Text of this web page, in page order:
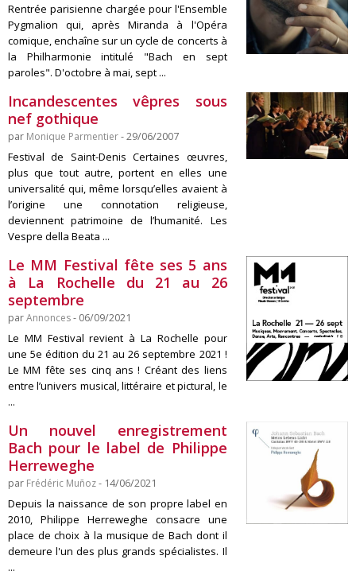
Rentrée parisienne chargée pour l'Ensemble
Pygmalion qui, après Miranda à l'Opéra
comique, enchaîne sur un cycle de concerts à
la Philharmonie intitulé "Bach en sept
paroles". D'octobre à mai, sept ...
Incandescentes vêpres sous
nef gothique
par Monique Parmentier- 29/06/2007
Festival de Saint-Denis Certaines œuvres,
plus que tout autre, portent en elles une
universalité qui, même lorsqu’elles avaient à
l’origine une connotation religieuse,
deviennent patrimoine de l’humanité. Les
Vespre della Beata ...
Le MM Festival fête ses 5 ans
à La Rochelle du 21 au 26
septembre
parAnnonces- 06/09/2021
Le MM Festival revient à La Rochelle pour
une 5e édition du 21 au 26 septembre 2021 !
Le MM fête ses cinq ans ! Créant des liens
entre l’univers musical, littéraire et pictural, le
...
Un nouvel enregistrement
Bach pour le label de Philippe
Herreweghe
par Frédéric Muñoz- 14/06/2021
Depuis la naissance de son propre label en
2010, Philippe Herreweghe consacre une
place de choix à la musique de Bach dont il
demeure l'un des plus grands spécialistes. Il
...